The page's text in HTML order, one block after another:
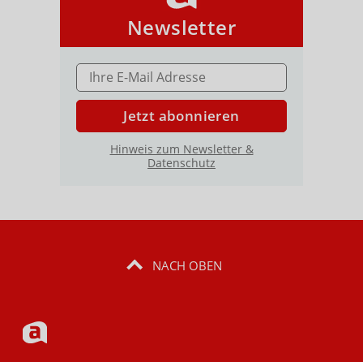
Newsletter
E-MAIL ADRESSE
Jetzt abonnieren
Hinweis zum Newsletter &
Datenschutz
NACH OBEN